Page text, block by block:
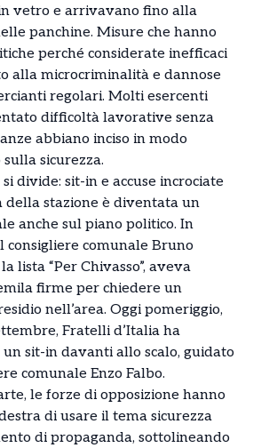
vetro e arrivavano fino alla
panchine. Misure che hanno
perché considerate inefficaci
alla microcriminalità e dannose
regolari. Molti esercenti
difficoltà lavorative senza
abbiano inciso in modo
sicurezza.
divide: sit-in e accuse incrociate
della stazione è diventata un
anche sul piano politico. In
consigliere comunale Bruno
lista “Per Chivasso”, aveva
firme per chiedere un
nell’area. Oggi pomeriggio,
Fratelli d’Italia ha
sit-in davanti allo scalo, guidato
comunale Enzo Falbo.
le forze di opposizione hanno
di usare il tema sicurezza
di propaganda, sottolineando